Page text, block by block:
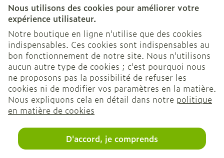
Nous utilisons des cookies pour améliorer votre
expérience utilisateur.
Notre boutique en ligne n'utilise que des cookies
indispensables. Ces cookies sont indispensables au
bon fonctionnement de notre site. Nous n'utilisons
aucun autre type de cookies ; c'est pourquoi nous
ne proposons pas la possibilité de refuser les
cookies ni de modifier vos paramètres en la matière.
Nous expliquons cela en détail dans notre politique
en matière de cookies
D'accord, je comprends
Liens légaux